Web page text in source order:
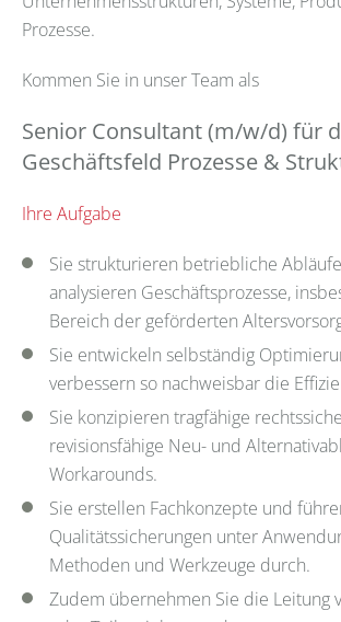
Prozesse.
Kommen Sie in unser Team als
Senior Consultant (m/w/d) für
Geschäftsfeld Prozesse &
Ihre Aufgabe
Sie strukturieren betriebliche
analysieren Geschäftsprozesse,
Bereich der geförderten
Sie entwickeln selbständig
verbessern so nachweisbar die
Sie konzipieren tragfähige
revisionsfähige Neu- und
Workarounds.
Sie erstellen Fachkonzepte und
Qualitätssicherungen unter
Methoden und Werkzeuge durch.
Zudem übernehmen Sie die Leitung